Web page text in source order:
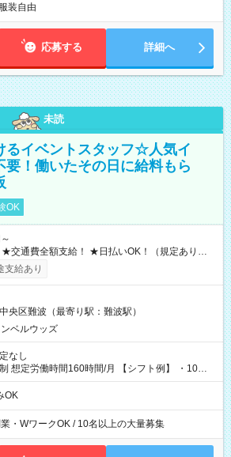
服装自由
応募する 詳細へ
未読
るイベントスタッフ☆人気イ
要！働いたその日に給料もら
OK
に現金GET♪ お仕事後はコンビニATMから 日払
支給あり
央区難波（最寄り駅：難波駅）
ベルウッズ
なし
働時間160時間/月 【シフト例】 ・10：
OK
・WワークOK / 10名以上の大量募集